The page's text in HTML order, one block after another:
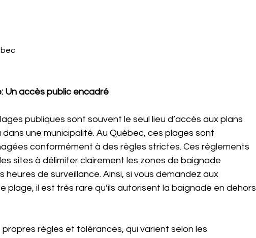
Un accès public encadré
publiques sont souvent le seul lieu d’accès aux plans
dans une municipalité. Au Québec, ces plages sont
conformément à des règles strictes. Ces règlements
sites à délimiter clairement les zones de baignade
heures de surveillance. Ainsi, si vous demandez aux
plage, il est très rare qu’ils autorisent la baignade en dehors
règles et tolérances, qui varient selon les